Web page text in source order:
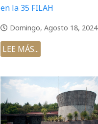
en la 35 FILAH
Domingo, Agosto 18, 2024
LEE MÁS...